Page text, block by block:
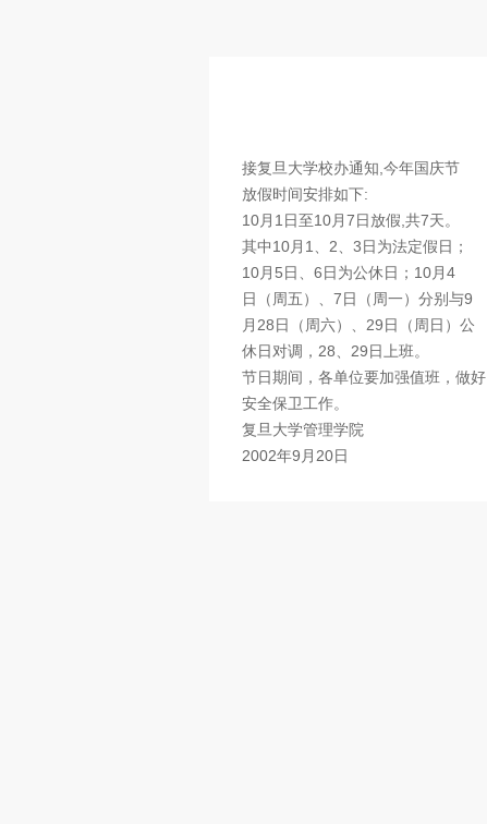
接复旦大学校办通知,今年国庆节
放假时间安排如下:
10月1日至10月7日放假,共7天。
其中10月1、2、3日为法定假日；
10月5日、6日为公休日；10月4
日（周五）、7日（周一）分别与9
月28日（周六）、29日（周日）公
休日对调，28、29日上班。
节日期间，各单位要加强值班，做好
安全保卫工作。
复旦大学管理学院
2002年9月20日